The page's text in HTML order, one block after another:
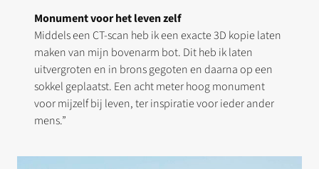
Monument voor het leven zelf
Middels een CT-scan heb ik een exacte 3D kopie laten
maken van mijn bovenarm bot. Dit heb ik laten
uitvergroten en in brons gegoten en daarna op een
sokkel geplaatst. Een acht meter hoog monument
voor mijzelf bij leven, ter inspiratie voor ieder ander
mens.”